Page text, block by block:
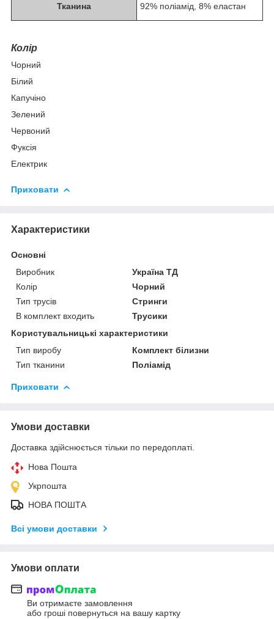
Тканина 92% поліамід, 8% еластан
Колір
Чорний
Білий
Капучіно
Зелений
Червоний
Фуксія
Електрик
Приховати
Характеристики
Основні
Виробник
Україна ТД
Колір
Чорний
Тип трусів
Стринги
В комплект входить
Трусики
Користувальницькі характеристики
Тип виробу
Комплект білизни
Тип тканини
Поліамід
Приховати
Умови доставки
Доставка здійснюється тільки по передоплаті.
Нова Пошта
Укрпошта
НОВА ПОШТА
Всі умови доставки
Умови оплати
Ви отримаєте замовлення
або гроші повернуться на вашу картку